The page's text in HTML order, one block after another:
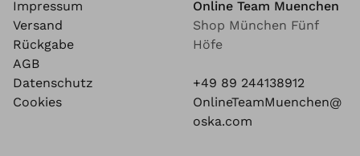
Impressum
Versand
Rückgabe
AGB
Datenschutz
Cookies
Online Team Muenchen
Shop München Fünf
Höfe
+49 89 244138912
OnlineTeamMuenchen@
oska.com